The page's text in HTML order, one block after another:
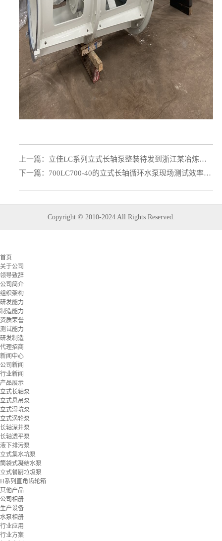
上一篇： 立佳LC系列立式长轴泵整装待发到浙江某冶炼行业股份上市公司
下一篇： 700LC700-40的立式长轴循环水泵现场测试效率高达85%
Copyright © 2010-2024 All Rights Reserved.
首页
关于公司
领导致辞
公司简介
组织架构
研发能力
制造能力
资质荣誉
测试能力
研发制造
代理招商
新闻中心
公司新闻
行业新闻
产品展示
立式长轴泵
立式悬吊泵
立式湿坑泵
立式涡轮泵
长轴深井泵
长轴透平泵
液下排污泵
立式集水坑泵
筒袋式凝结水泵
立式餐厨垃圾泵
H系列直角齿轮箱
其他产品
公司相册
生产设备
水泵相册
行业应用
行业方案